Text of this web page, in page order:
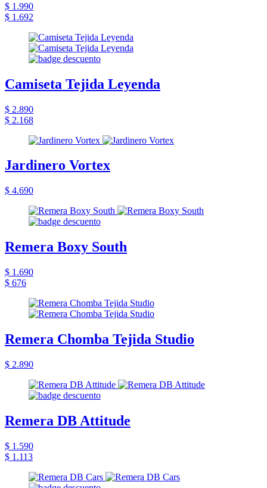
$ 1.990
$ 1.692
Camiseta Tejida Leyenda
$ 2.890
$ 2.168
Jardinero Vortex
$ 4.690
Remera Boxy South
$ 1.690
$ 676
Remera Chomba Tejida Studio
$ 2.890
Remera DB Attitude
$ 1.590
$ 1.113